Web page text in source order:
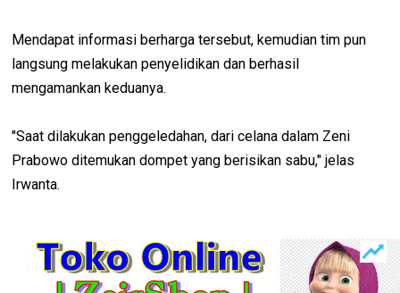
Mendapat informasi berharga tersebut, kemudian tim pun
langsung melakukan penyelidikan dan berhasil
mengamankan keduanya.
"Saat dilakukan penggeledahan, dari celana dalam Zeni
Prabowo ditemukan dompet yang berisikan sabu," jelas
Irwanta.